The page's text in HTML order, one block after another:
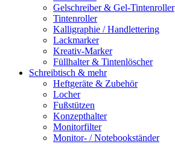
Gelschreiber & Gel-Tintenroller
Tintenroller
Kalligraphie / Handlettering
Lackmarker
Kreativ-Marker
Füllhalter & Tintenlöscher
Schreibtisch & mehr
Heftgeräte & Zubehör
Locher
Fußstützen
Konzepthalter
Monitorfilter
Monitor- / Notebookständer